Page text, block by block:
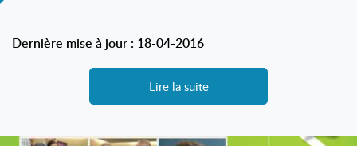
Dernière mise à jour : 18-04-2016
Lire la suite